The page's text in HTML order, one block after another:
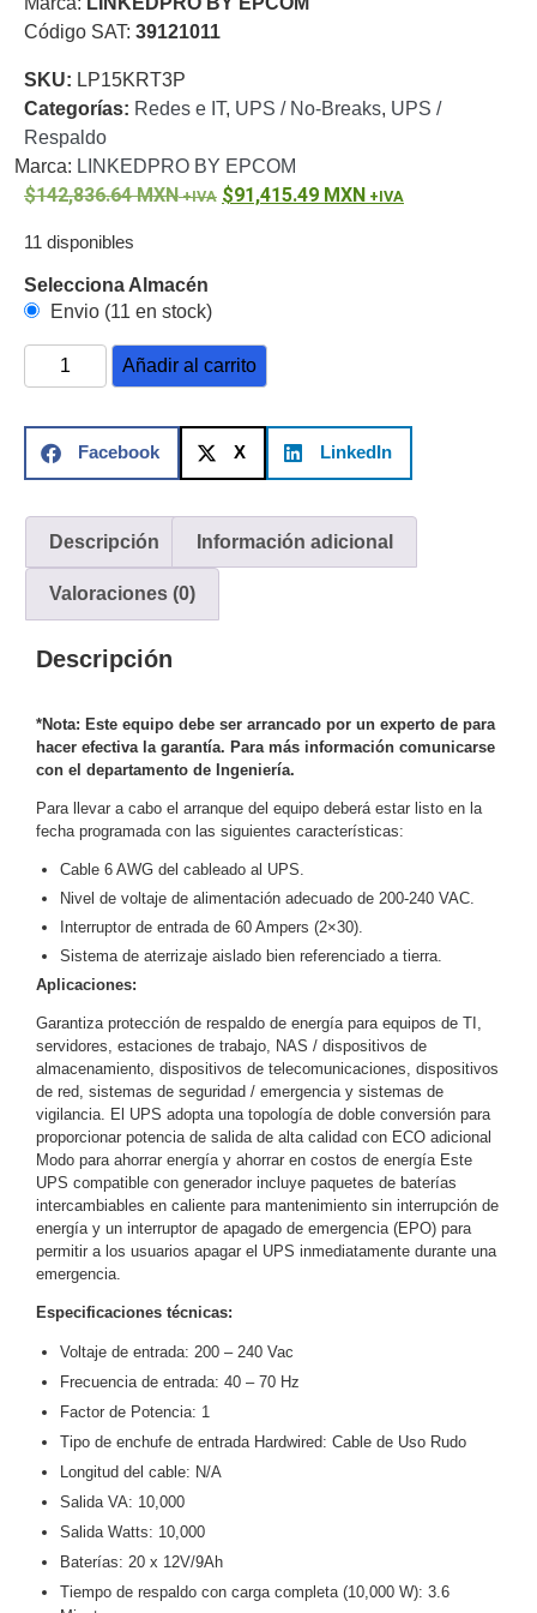
o
de
VideoTransceptores
de Video
Cables y
Conectores
a
RCAAudio
y
Coaxial y
ConectoresCables
Armados -
CoaxialCategoría
5eFibra
Alimentación
y
ElectricidadRG59
Tipo
CaPTelefónico
Cámaras
IP y NVRs
Salinos
(Anticorrosión)
Antiexplosión
y
Decodificadores
de
VideoCuboDomo
/ Eyeball /
TurretFisheye
y
HemisféricasLente
MotorizadoNVRs
Network
Video
Recorders Profesionales
Caja PTZTérmicasWiFi
/ 4G /
Inalámbricas
y DVRs
HD
TurboHD
HD-TVI
Ambientes
SalinosAntiexplosión
/ Eyeball /
TurretEspecialesLente
MotorizadoOcultas
Código SAT: 39121011
SKU: LP15KRT3P
Categorías: Redes e IT, UPS / No-Breaks, UPS /
Respaldo
Marca: LINKEDPRO BY EPCOM
142,836.64MXN 91,415.49 MXN
11 disponibles
Selecciona Almacén
Envio (11 en stock)
Añadir al carrito
Facebook X LinkedIn
Descripción Información adicional
Valoraciones (0)
Descripción
*Nota: Este equipo debe ser arrancado por un experto de para
hacer efectiva la garantía. Para más información comunicarse
con el departamento de Ingeniería.
Para llevar a cabo el arranque del equipo deberá estar listo en la
fecha programada con las siguientes características:
Cable 6 AWG del cableado al UPS.
Nivel de voltaje de alimentación adecuado de 200-240 VAC.
Interruptor de entrada de 60 Ampers (2×30).
Sistema de aterrizaje aislado bien referenciado a tierra.
Aplicaciones:
Garantiza protección de respaldo de energía para equipos de TI,
servidores, estaciones de trabajo, NAS / dispositivos de
almacenamiento, dispositivos de telecomunicaciones, dispositivos
de red, sistemas de seguridad / emergencia y sistemas de
vigilancia. El UPS adopta una topología de doble conversión para
proporcionar potencia de salida de alta calidad con ECO adicional
Modo para ahorrar energía y ahorrar en costos de energía Este
UPS compatible con generador incluye paquetes de baterías
intercambiables en caliente para mantenimiento sin interrupción de
energía y un interruptor de apagado de emergencia (EPO) para
permitir a los usuarios apagar el UPS inmediatamente durante una
emergencia.
Especificaciones técnicas:
Voltaje de entrada: 200 – 240 Vac
Frecuencia de entrada: 40 – 70 Hz
Factor de Potencia: 1
Tipo de enchufe de entrada Hardwired: Cable de Uso Rudo
Longitud del cable: N/A
Salida VA: 10,000
Salida Watts: 10,000
Baterías: 20 x 12V/9Ah
Tiempo de respaldo con carga completa (10,000 W): 3.6